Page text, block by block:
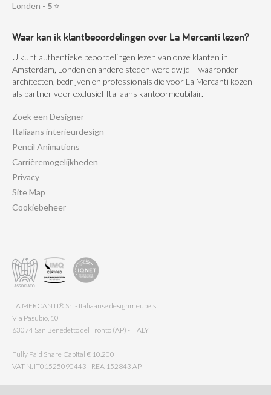
Londen - 5 ⭐
Waar kan ik klantbeoordelingen over La Mercanti lezen?
U kunt authentieke beoordelingen lezen van onze klanten in
Amsterdam, Londen en andere steden wereldwijd – waaronder
architecten, bedrijven en professionals die voor La Mercanti kozen
als partner voor exclusief Italiaans kantoormeubilair.
Zoek een Designer
Italiaans interieurdesign
Pencil Animations
Carrièremogelijkheden
Privacy
Site Map
Cookiebeheer
LA MERCANTI® Srl - Italiaanse designmeubels
Via Pasubio, 10
63074 San Benedetto del Tronto (AP) - ITALY
Fully Paid Share Capital € 10.200
VAT N. IT01525090443 - REA 152843 AP